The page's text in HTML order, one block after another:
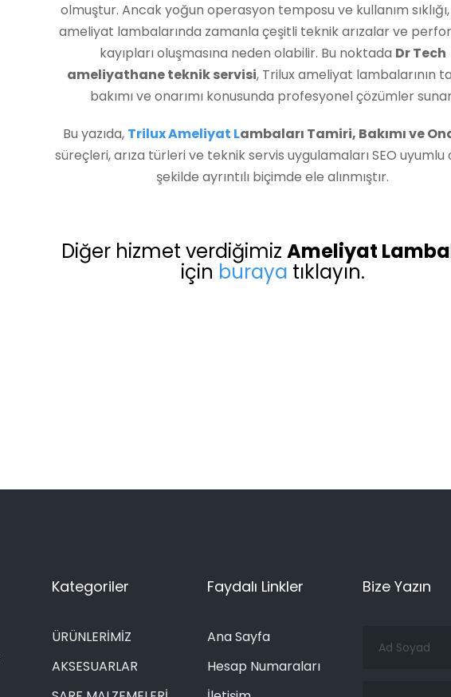
olmuştur. Ancak yoğun operasyon temposu ve kullanım
ameliyat lambalarında zamanla çeşitli teknik arızalar ve
kayıpları oluşmasına neden olabilir. Bu noktada Dr Tech
ameliyathane teknik servisi, Trilux ameliyat lambalarının
bakımı ve onarımı konusunda profesyonel çözümler
Bu yazıda, Trilux Ameliyat Lambaları Tamiri, Bakımı ve
süreçleri, arıza türleri ve teknik servis uygulamaları SEO
şekilde ayrıntılı biçimde ele alınmıştır.
Diğer hizmet verdiğimiz Ameliyat
için buraya tıklayın.
Kategoriler
ÜRÜNLERİMİZ
AKSESUARLAR
Faydalı Linkler
Ana Sayfa
Hesap Numaraları
Bize Yazın
Soyad